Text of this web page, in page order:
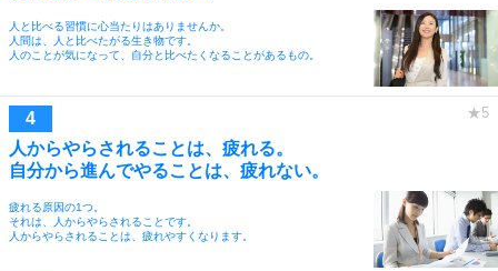
人と比べる習慣に心当たりはありませんか。
人間は、人と比べたがる生き物です。
人のことが気になって、自分と比べたくなることがあるもの。
人からやらされることは、疲れる。
自分から進んでやることは、疲れない。
疲れる原因の1つ。
それは、人からやらされることです。
人からやらされることは、疲れやすくなります。